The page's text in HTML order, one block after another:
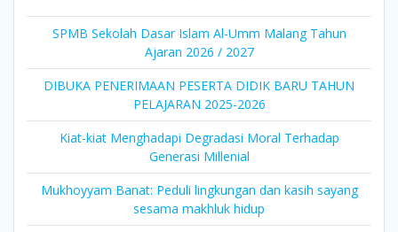
SPMB Sekolah Dasar Islam Al-Umm Malang Tahun
Ajaran 2026 / 2027
DIBUKA PENERIMAAN PESERTA DIDIK BARU TAHUN
PELAJARAN 2025-2026
Kiat-kiat Menghadapi Degradasi Moral Terhadap
Generasi Millenial
Mukhoyyam Banat: Peduli lingkungan dan kasih sayang
sesama makhluk hidup